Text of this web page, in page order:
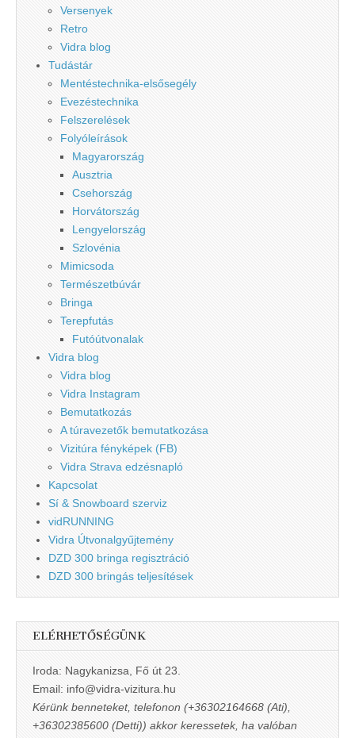
Versenyek
Retro
Vidra blog
Tudástár
Mentéstechnika-elsősegély
Evezéstechnika
Felszerelések
Folyóleírások
Magyarország
Ausztria
Csehország
Horvátország
Lengyelország
Szlovénia
Mimicsoda
Természetbúvár
Bringa
Terepfutás
Futóútvonalak
Vidra blog
Vidra blog
Vidra Instagram
Bemutatkozás
A túravezetők bemutatkozása
Vizitúra fényképek (FB)
Vidra Strava edzésnapló
Kapcsolat
Sí & Snowboard szerviz
vidRUNNING
Vidra Útvonalgyűjtemény
DZD 300 bringa regisztráció
DZD 300 bringás teljesítések
ELÉRHETŐSÉGÜNK
Iroda: Nagykanizsa, Fő út 23.
Email: info@vidra-vizitura.hu
Kérünk benneteket, telefonon (+36302164668 (Ati),
+36302385600 (Detti)) akkor keressetek, ha valóban